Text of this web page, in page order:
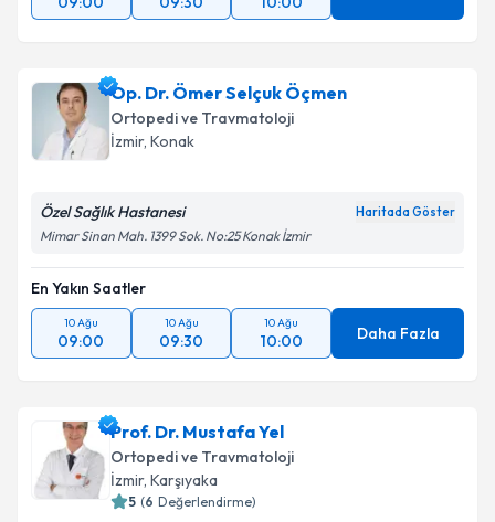
Op. Dr. Ömer Selçuk Öçmen
Ortopedi ve Travmatoloji
İzmir, Konak
Özel Sağlık Hastanesi Haritada Göster
Mimar Sinan Mah. 1399 Sok. No:25 Konak İzmir
En Yakın Saatler
10 Ağu
09:00
10 Ağu
09:30
10 Ağu
10:00 Daha Fazla
Prof. Dr. Mustafa Yel
Ortopedi ve Travmatoloji
İzmir, Karşıyaka
5 (6 Değerlendirme)